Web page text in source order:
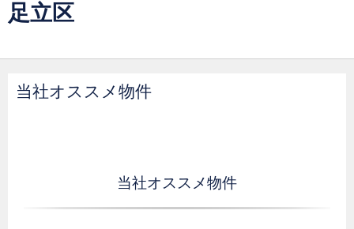
足立区
当社オススメ物件
当社オススメ物件